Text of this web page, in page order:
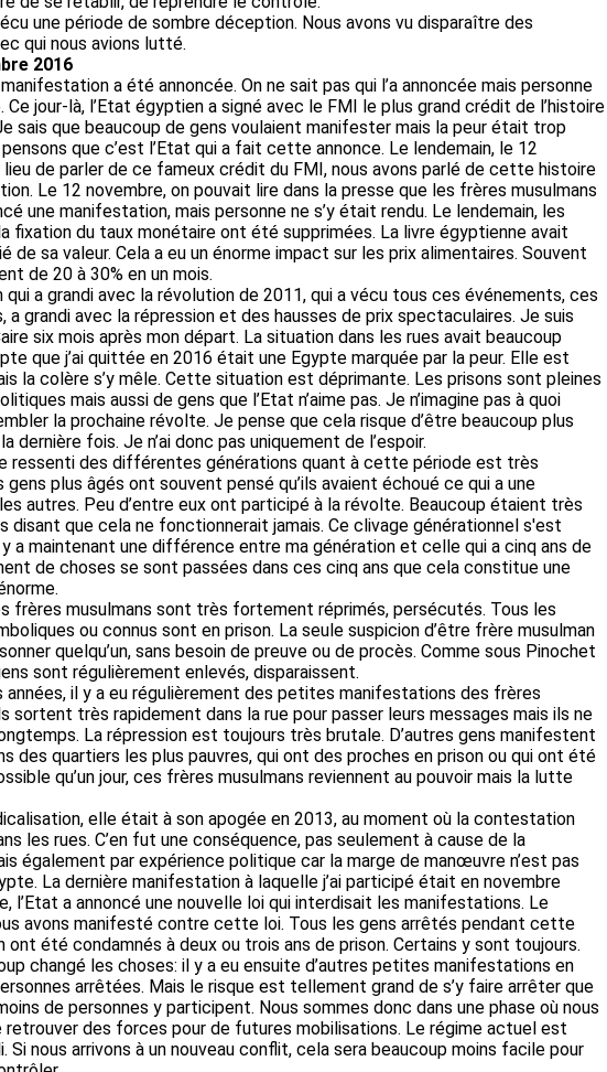
une période de sombre déception. Nous avons vu disparaître des
qui nous avions lutté.
2016
a été annoncée. On ne sait pas qui l’a annoncée mais personne
Ce jour-là, l’Etat égyptien a signé avec le FMI le plus grand crédit de l’histoire
sais que beaucoup de gens voulaient manifester mais la peur était trop
que c’est l’Etat qui a fait cette annonce. Le lendemain, le 12
lieu de parler de ce fameux crédit du FMI, nous avons parlé de cette histoire
Le 12 novembre, on pouvait lire dans la presse que les frères musulmans
une manifestation, mais personne ne s’y était rendu. Le lendemain, les
fixation du taux monétaire ont été supprimées. La livre égyptienne avait
de sa valeur. Cela a eu un énorme impact sur les prix alimentaires. Souvent
de 20 à 30% en un mois.
qui a grandi avec la révolution de 2011, qui a vécu tous ces événements, ces
a grandi avec la répression et des hausses de prix spectaculaires. Je suis
six mois après mon départ. La situation dans les rues avait beaucoup
que j’ai quittée en 2016 était une Egypte marquée par la peur. Elle est
la colère s’y mêle. Cette situation est déprimante. Les prisons sont pleines
mais aussi de gens que l’Etat n’aime pas. Je n’imagine pas à quoi
la prochaine révolte. Je pense que cela risque d’être beaucoup plus
dernière fois. Je n’ai donc pas uniquement de l’espoir.
ressenti des différentes générations quant à cette période est très
plus âgés ont souvent pensé qu’ils avaient échoué ce qui a une
autres. Peu d’entre eux ont participé à la révolte. Beaucoup étaient très
disant que cela ne fonctionnerait jamais. Ce clivage générationnel s'est
a maintenant une différence entre ma génération et celle qui a cinq ans de
de choses se sont passées dans ces cinq ans que cela constitue une
frères musulmans sont très fortement réprimés, persécutés. Tous les
ou connus sont en prison. La seule suspicion d’être frère musulman
quelqu’un, sans besoin de preuve ou de procès. Comme sous Pinochet
sont régulièrement enlevés, disparaissent.
années, il y a eu régulièrement des petites manifestations des frères
sortent très rapidement dans la rue pour passer leurs messages mais ils ne
La répression est toujours très brutale. D’autres gens manifestent
des quartiers les plus pauvres, qui ont des proches en prison ou qui ont été
qu’un jour, ces frères musulmans reviennent au pouvoir mais la lutte
elle était à son apogée en 2013, au moment où la contestation
les rues. C’en fut une conséquence, pas seulement à cause de la
également par expérience politique car la marge de manœuvre n’est pas
La dernière manifestation à laquelle j’ai participé était en novembre
l’Etat a annoncé une nouvelle loi qui interdisait les manifestations. Le
avons manifesté contre cette loi. Tous les gens arrêtés pendant cette
ont été condamnés à deux ou trois ans de prison. Certains y sont toujours.
changé les choses: il y a eu ensuite d’autres petites manifestations en
arrêtées. Mais le risque est tellement grand de s’y faire arrêter que
de personnes y participent. Nous sommes donc dans une phase où nous
des forces pour de futures mobilisations. Le régime actuel est
nous arrivons à un nouveau conflit, cela sera beaucoup moins facile pour